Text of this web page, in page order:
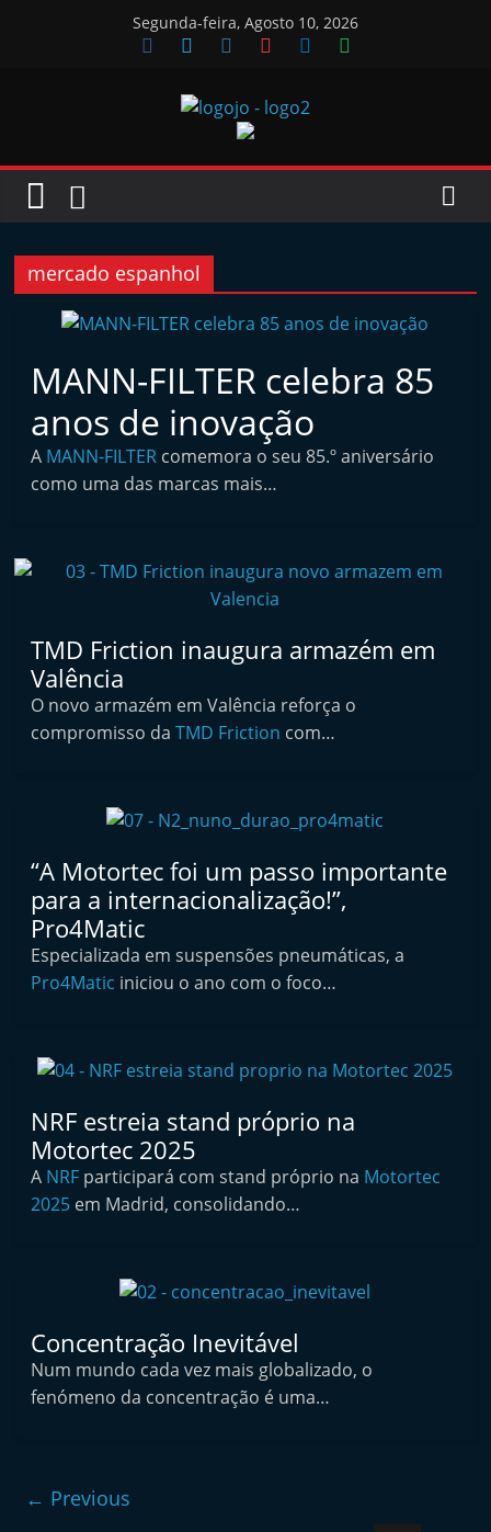
Segunda-feira, Agosto 10, 2026
Jornal
Oficinas
J
r
n
l
d
e
d
d
o
f
a
r
k
e
u
t
o
m
mercado espanhol
MANN-FILTER celebra 85
anos de inovação
A MANN-FILTER comemora o seu 85.º aniversário
como uma das marcas mais…
TMD Friction inaugura armazém em
Valência
O novo armazém em Valência reforça o
compromisso daTMD Friction com…
“A Motortec foi um passo importante
para a internacionalização!”,
Pro4Matic
Especializada em suspensões pneumáticas, a
Pro4Matic iniciou o ano com o foco…
NRF estreia stand próprio na
Motortec 2025
A NRF participará com stand próprio na Motortec
2025 em Madrid, consolidando…
Concentração Inevitável
Num mundo cada vez mais globalizado, o
fenómeno da concentração é uma…
← Previous